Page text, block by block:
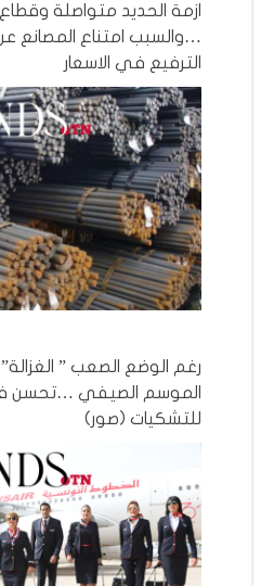
ازمة الحديد متواصلة
…والسبب امتناع المصانع
الترفيع في الاسعار
رغم الوضع الصعب ”
الموسم الصيفي …تحسن
للتشكيات (صور)